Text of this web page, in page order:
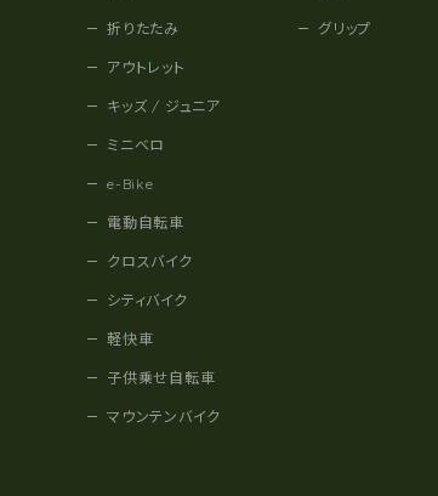
折りたたみ
アウトレット
キッズ / ジュニア
ミニベロ
e-Bike
電動自転車
クロスバイク
シティバイク
軽快車
子供乗せ自転車
マウンテンバイク
グリップ